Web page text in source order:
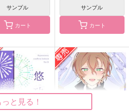
玉響
庭
円 （税込）
帝統×夢野幻太郎
愛の寓意
形而上的伽藍堂
1,100円（税込）
サンプル
カート
サンプル
カート
っと見る！